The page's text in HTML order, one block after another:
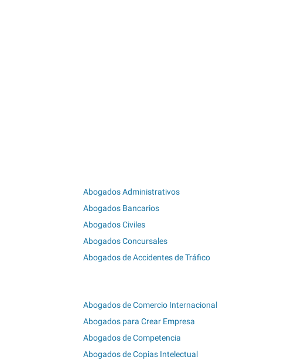
Abogados Administrativos
Abogados Bancarios
Abogados Civiles
Abogados Concursales
Abogados de Accidentes de Tráfico
Abogados de Comercio Internacional
Abogados para Crear Empresa
Abogados de Competencia
Abogados de Copias Intelectual